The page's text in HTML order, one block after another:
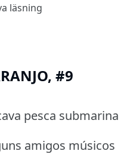
läsning
#9
pesca submarina
amigos músicos